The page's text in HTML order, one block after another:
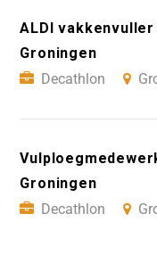
ALDI vakkenvuller
Groningen
Decathlon
Groningen
Decathlon